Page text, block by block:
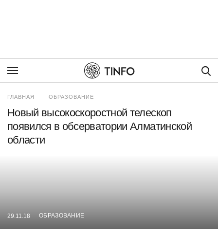
ГЛАВНАЯ ОБРАЗОВАНИЕ
Новый высокоскоростной телескоп
появился в обсерватории Алматинской
области
29.11.18 ОБРАЗОВАНИЕ